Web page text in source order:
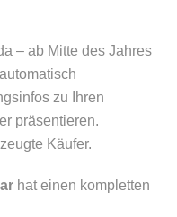
– ab Mitte des Jahres
zu Ihren
präsentieren.
Käufer.
hat einen kompletten